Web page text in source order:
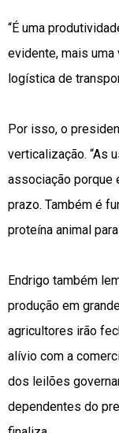
“É uma
evidente, mais
logística de
Por isso, o
verticalização. “As
associação porque
prazo. Também é
proteína animal
Endrigo também
produção em
agricultores irão
alívio com a
dos leilões
dependentes do